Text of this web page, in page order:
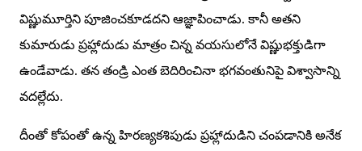
విష్ణుమూర్తిని పూజించకూడదని ఆజ్ఞాపించాడు. కానీ అతని
కుమారుడు ప్రహ్లాదుడు మాత్రం చిన్న వయసులోనే విష్ణుభక్తుడిగా
ఉండేవాడు. తన తండ్రి ఎంత బెదిరించినా భగవంతునిపై విశ్వాసాన్ని
వదల్లేదు.
దీంతో కోపంతో ఉన్న హిరణ్యకశిపుడు ప్రహ్లాదుడిని చంపడానికి అనేక